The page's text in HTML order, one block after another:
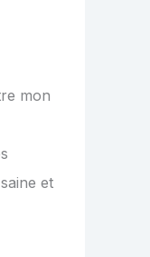
mon
et